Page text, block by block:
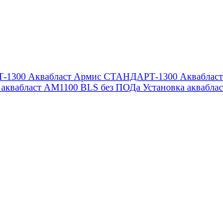
1300 Аквабласт Армис СТАНДАРТ-1300
аквабласт AM1100 BLS без ПОДа Установка